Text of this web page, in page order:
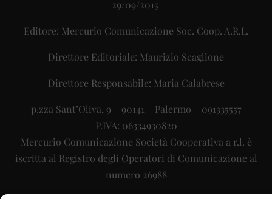
29/09/2015
Editore: Mercurio Comunicazione Soc. Coop. A.R.L.
Direttore Editoriale: Maurizio Scaglione
Direttore Responsabile: Maria Calabrese
p.zza Sant’Oliva, 9 – 90141 – Palermo – 091335557
P.IVA: 06334930820
Mercurio Comunicazione Società Cooperativa a r.l. è
iscritta al Registro degli Operatori di Comunicazione al
numero 26988